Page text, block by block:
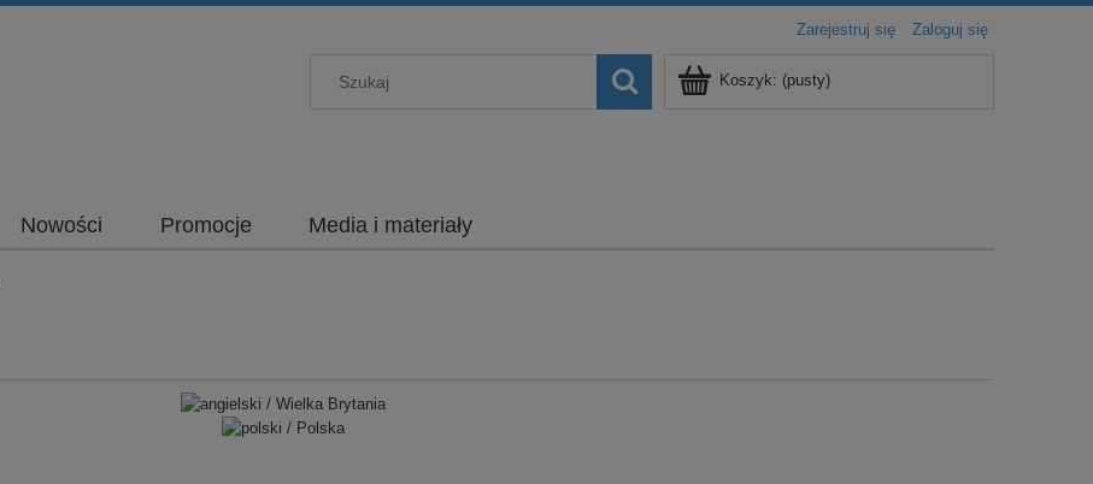
Zarejestruj się Zaloguj się
Koszyk: (pusty)
Nowości Promocje Media i materiały